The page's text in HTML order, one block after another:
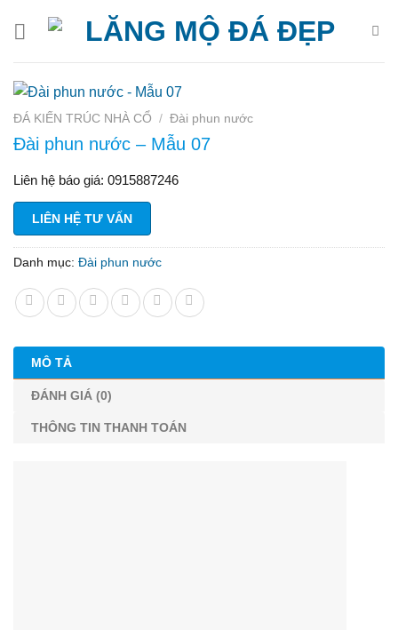
ĐÁ KIẾN TRÚC NHÀ CỔ / Đài phun nước
Đài phun nước – Mẫu 07
Liên hệ báo giá: 0915887246
LIÊN HỆ TƯ VẤN
Danh mục: Đài phun nước
MÔ TẢ
ĐÁNH GIÁ (0)
THÔNG TIN THANH TOÁN